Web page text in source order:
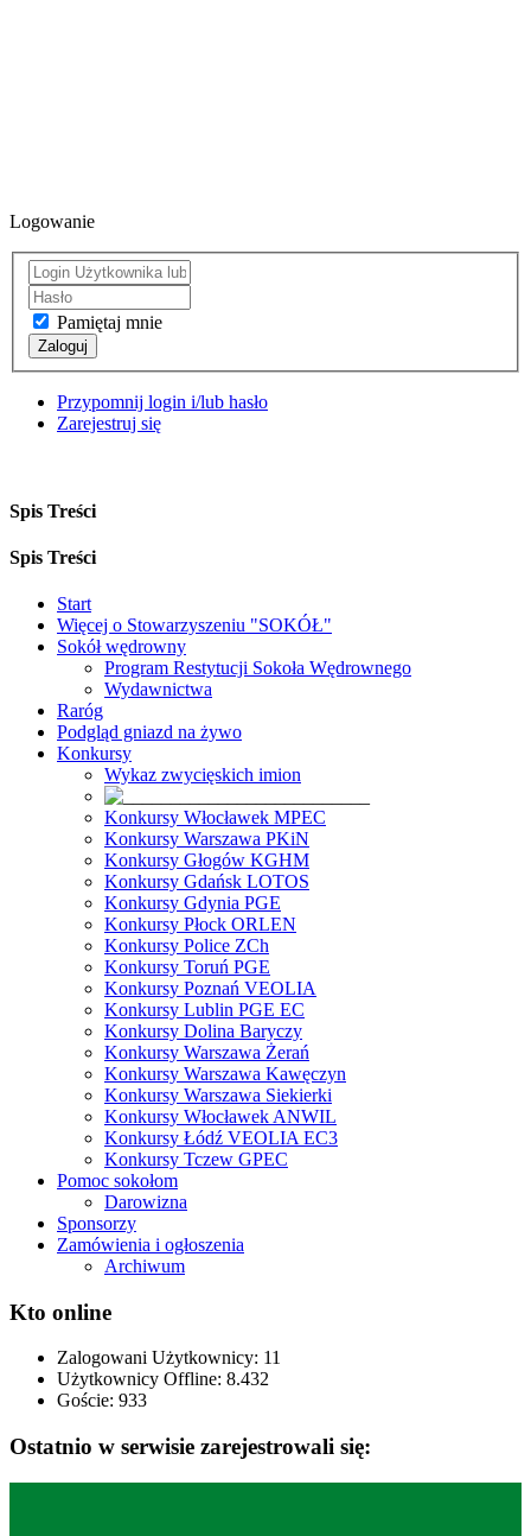
Logowanie
Pamiętaj mnie
Zaloguj
Przypomnij login i/lub hasło
Zarejestruj się
Spis Treści
Spis Treści
Start
Więcej o Stowarzyszeniu "SOKÓŁ"
Sokół wędrowny
Program Restytucji Sokoła Wędrownego
Wydawnictwa
Raróg
Podgląd gniazd na żywo
Konkursy
Wykaz zwycięskich imion
Konkursy Włocławek MPEC
Konkursy Warszawa PKiN
Konkursy Głogów KGHM
Konkursy Gdańsk LOTOS
Konkursy Gdynia PGE
Konkursy Płock ORLEN
Konkursy Police ZCh
Konkursy Toruń PGE
Konkursy Poznań VEOLIA
Konkursy Lublin PGE EC
Konkursy Dolina Baryczy
Konkursy Warszawa Żerań
Konkursy Warszawa Kawęczyn
Konkursy Warszawa Siekierki
Konkursy Włocławek ANWIL
Konkursy Łódź VEOLIA EC3
Konkursy Tczew GPEC
Pomoc sokołom
Darowizna
Sponsorzy
Zamówienia i ogłoszenia
Archiwum
Kto online
Zalogowani Użytkownicy: 11
Użytkownicy Offline: 8.432
Goście: 933
Ostatnio w serwisie zarejestrowali się: